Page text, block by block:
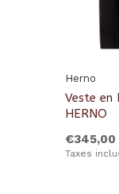
Herno
Veste en
HERNO
€345,00
Taxes